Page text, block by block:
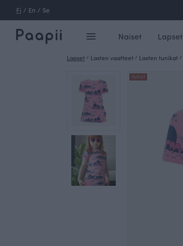
Fi / En / Se
Naiset Lapset
Lapset / Lasten vaatteet / Lasten tunikat /
OUTLET